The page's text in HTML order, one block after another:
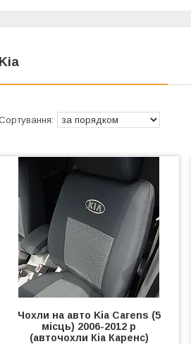
Kia
Чохли на авто Kia Carens (5
місць) 2006-2012 р
(авточохли Кіа Каренс)